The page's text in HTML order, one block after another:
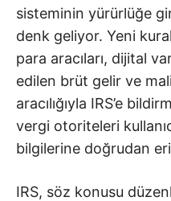
sisteminin yürürlüğe
denk geliyor. Yeni
para aracıları, dijital
edilen brüt gelir ve
aracılığıyla IRS’e
vergi otoriteleri
bilgilerine doğrudan
IRS, söz konusu